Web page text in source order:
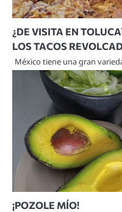
¿DE VISITA EN
LOS TACOS
México tiene una gran
¡POZOLE MÍO!